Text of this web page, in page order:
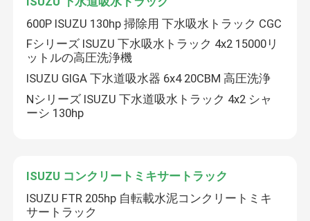
私達について
工場旅行
私達に連絡しなさい
引用を要求しなさい
600P ISUZU 130hp 掃除用 下水吸水トラック CGC
Fシリーズ ISUZU 下水吸水トラック 4x2 15000リ
ットルの高圧洗浄機
ISUZU GIGA 下水道吸水器 6x4 20CBM 高圧洗浄
Nシリーズ ISUZU 下水道吸水トラック 4x2 シャ
ーシ 130hp
ISUZU コンクリートミキサートラック
ISUZU FTR 205hp 自転載水泥コンクリートミキ
サートラック